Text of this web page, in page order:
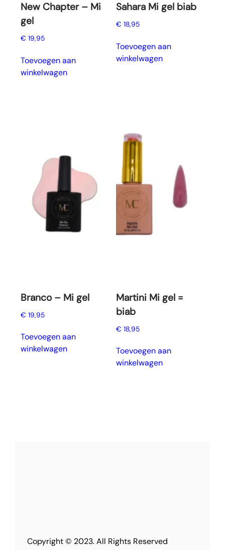
New Chapter – Mi
gel
€ 19,95
Toevoegen aan
winkelwagen
Sahara Mi gel biab
€ 18,95
Toevoegen aan
winkelwagen
Branco – Mi gel
€ 19,95
Toevoegen aan
winkelwagen
Martini Mi gel =
biab
€ 18,95
Toevoegen aan
winkelwagen
Copyright © 2023. All Rights Reserved